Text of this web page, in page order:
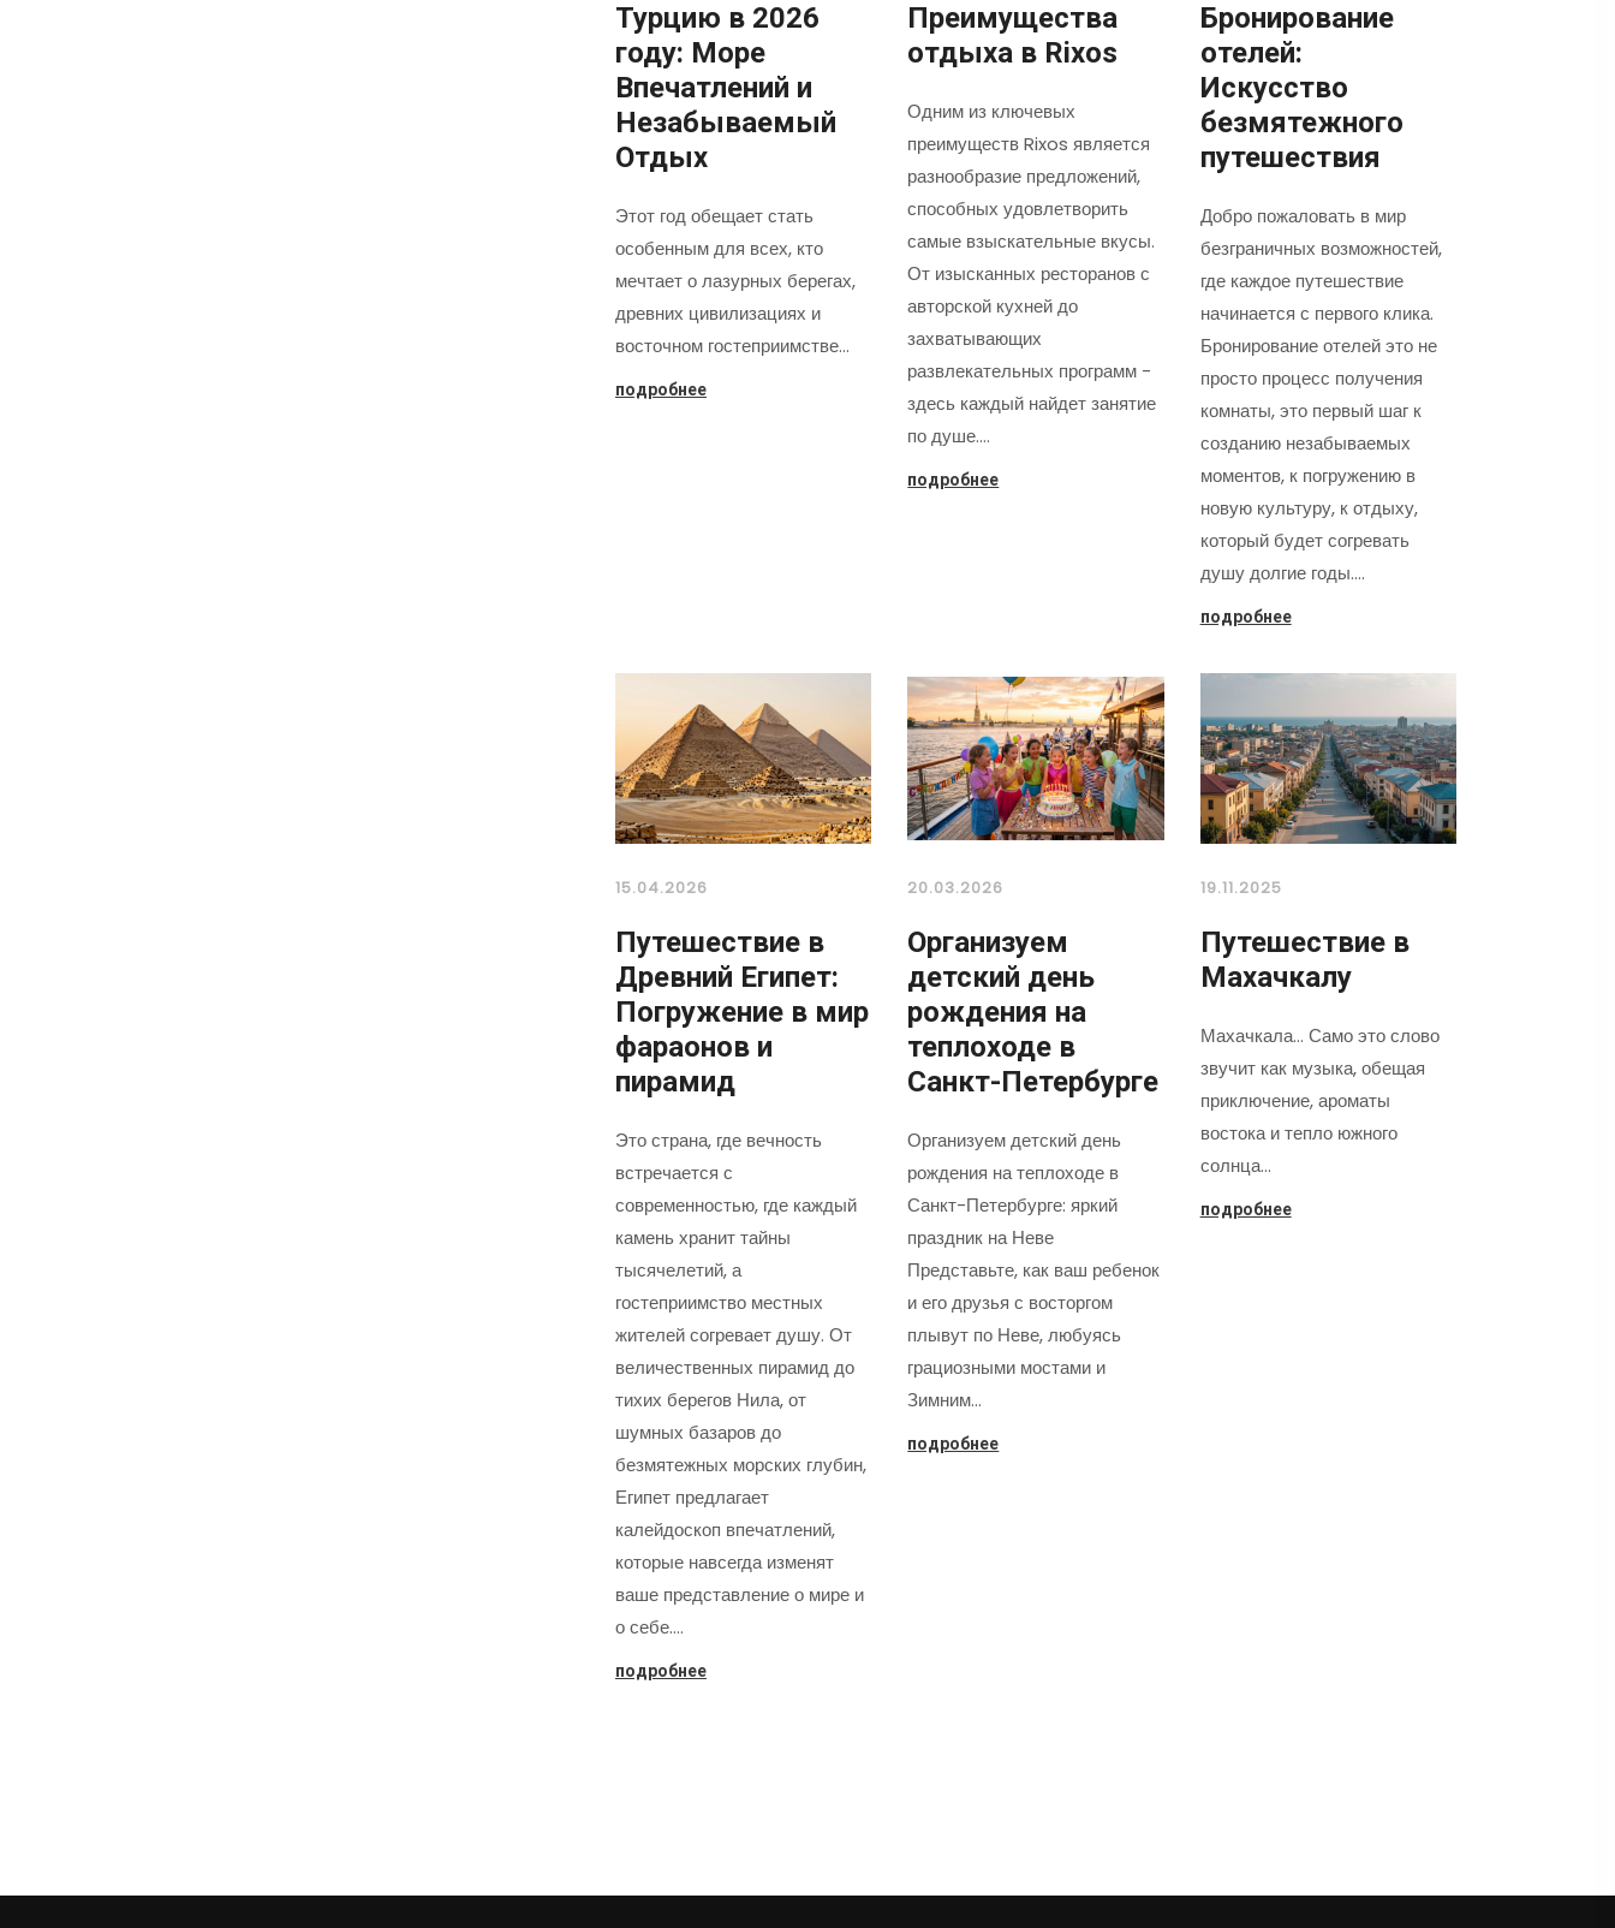
Турцию в 2026
году: Море
Впечатлений и
Незабываемый
Отдых
Этот год обещает стать
особенным для всех, кто
мечтает о лазурных берегах,
древних цивилизациях и
восточном гостеприимстве…
подробнее
Преимущества
отдыха в Rixos
Одним из ключевых
преимуществ Rixos является
разнообразие предложений,
способных удовлетворить
самые взыскательные вкусы.
От изысканных ресторанов с
авторской кухней до
захватывающих
развлекательных программ -
здесь каждый найдет занятие
по душе.…
подробнее
Бронирование
отелей:
Искусство
безмятежного
путешествия
Добро пожаловать в мир
безграничных возможностей,
где каждое путешествие
начинается с первого клика.
Бронирование отелей это не
просто процесс получения
комнаты, это первый шаг к
созданию незабываемых
моментов, к погружению в
новую культуру, к отдыху,
который будет согревать
душу долгие годы.…
подробнее
15.04.2026
Путешествие в
Древний Египет:
Погружение в мир
фараонов и
пирамид
Это страна, где вечность
встречается с
современностью, где каждый
камень хранит тайны
тысячелетий, а
гостеприимство местных
жителей согревает душу. От
величественных пирамид до
тихих берегов Нила, от
шумных базаров до
безмятежных морских глубин,
Египет предлагает
калейдоскоп впечатлений,
которые навсегда изменят
ваше представление о мире и
о себе.…
подробнее
20.03.2026
Организуем
детский день
рождения на
теплоходе в
Санкт-Петербурге
Организуем детский день
рождения на теплоходе в
Санкт-Петербурге: яркий
праздник на Неве
Представьте, как ваш ребенок
и его друзья с восторгом
плывут по Неве, любуясь
грациозными мостами и
Зимним…
подробнее
19.11.2025
Путешествие в
Махачкалу
Махачкала... Само это слово
звучит как музыка, обещая
приключение, ароматы
востока и тепло южного
солнца…
подробнее